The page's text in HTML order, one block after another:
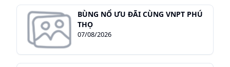
BÙNG NỔ ƯU ĐÃI CÙNG VNPT PHÚ
THỌ
07/08/2026